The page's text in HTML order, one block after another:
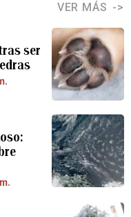
VER MÁS
ser